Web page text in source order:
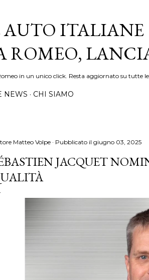
AUTO
ROMEO,
in un unico click. Resta aggiornato su
NEWS CHI SIAMO
Matteo Volpe Pubblicato il giugno 03, 2025
JACQUET